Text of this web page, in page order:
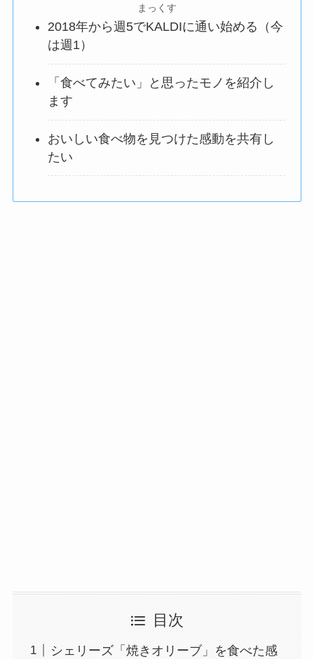
まっくす
2018年から週5でKALDIに通い始める（今
は週1）
「食べてみたい」と思ったモノを紹介し
ます
おいしい食べ物を見つけた感動を共有し
たい
目次
シェリーズ「焼きオリーブ」を食べた感